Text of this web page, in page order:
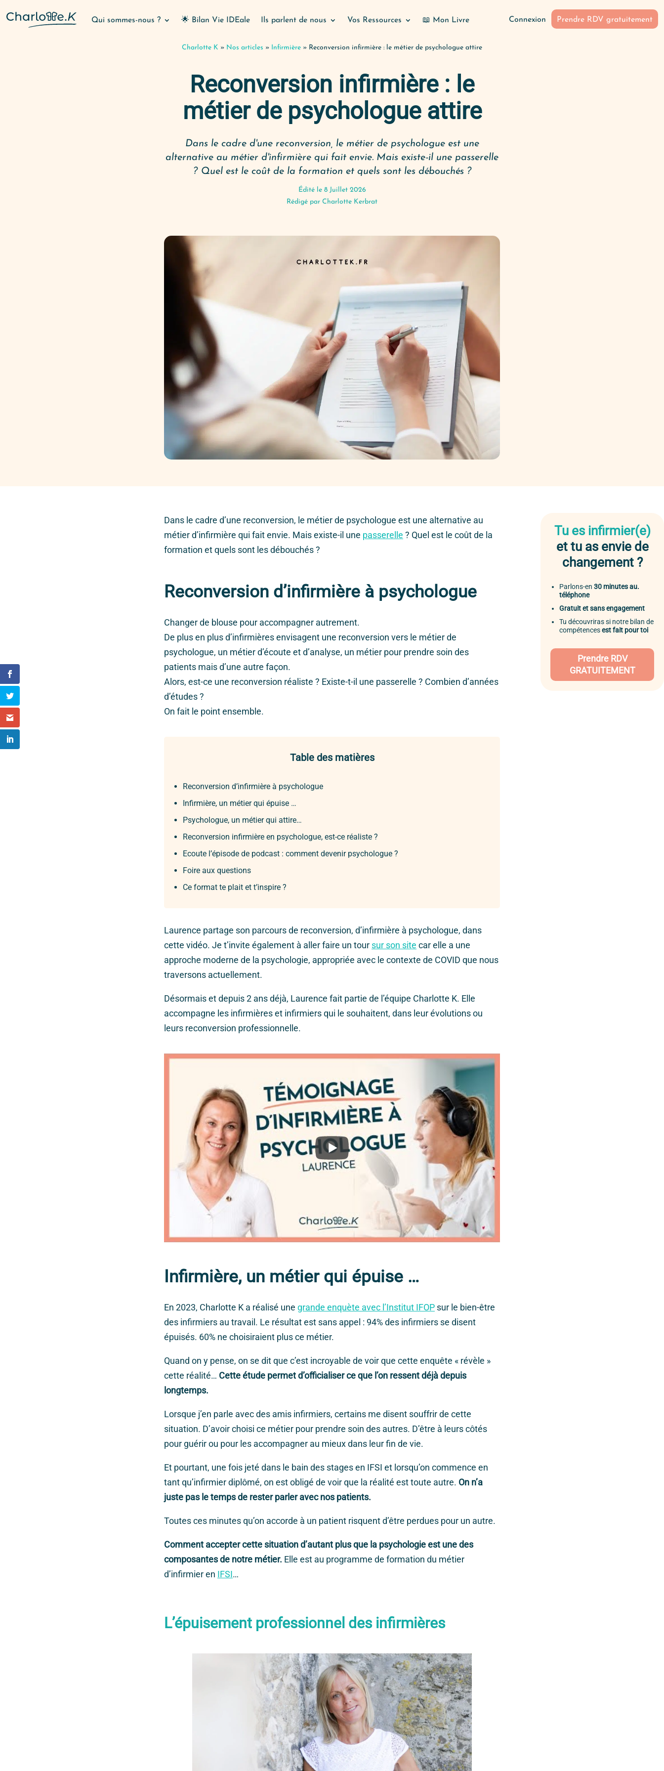
Qui sommes-nous ? 🌟 Bilan Vie IDEale Ils parlent de nous Vos Ressources 📖 Mon Livre Connexion Prendre RDV gratuitement
Charlotte K » Nos articles » Infirmière » Reconversion infirmière : le métier de psychologue attire
Reconversion infirmière : le
métier de psychologue attire
Dans le cadre d'une reconversion, le métier de psychologue est une
alternative au métier d'infirmière qui fait envie. Mais existe-il une passerelle
? Quel est le coût de la formation et quels sont les débouchés ?
Édité le 8 Juillet 2026
Rédigé par Charlotte Kerbrat
Dans le cadre d’une reconversion, le métier de psychologue est une alternative au
métier d’infirmière qui fait envie. Mais existe-il une passerelle ? Quel est le coût de la
formation et quels sont les débouchés ?
Reconversion d’infirmière à psychologue
Changer de blouse pour accompagner autrement.
De plus en plus d’infirmières envisagent une reconversion vers le métier de
psychologue, un métier d’écoute et d’analyse, un métier pour prendre soin des
patients mais d’une autre façon.
Alors, est-ce une reconversion réaliste ? Existe-t-il une passerelle ? Combien d’années
d’études ?
On fait le point ensemble.
Table des matières
Reconversion d’infirmière à psychologue
Infirmière, un métier qui épuise …
Psychologue, un métier qui attire…
Reconversion infirmière en psychologue, est-ce réaliste ?
Ecoute l’épisode de podcast : comment devenir psychologue ?
Foire aux questions
Ce format te plait et t’inspire ?
Laurence partage son parcours de reconversion, d’infirmière à psychologue, dans
cette vidéo. Je t’invite également à aller faire un tour sur son site car elle a une
approche moderne de la psychologie, appropriée avec le contexte de COVID que nous
traversons actuellement.
Désormais et depuis 2 ans déjà, Laurence fait partie de l’équipe Charlotte K. Elle
accompagne les infirmières et infirmiers qui le souhaitent, dans leur évolutions ou
leurs reconversion professionnelle.
Infirmière, un métier qui épuise …
En 2023, Charlotte K a réalisé une grande enquète avec l’Institut IFOP sur le bien-être
des infirmiers au travail. Le résultat est sans appel : 94% des infirmiers se disent
épuisés. 60% ne choisiraient plus ce métier.
Quand on y pense, on se dit que c’est incroyable de voir que cette enquête « révèle »
cette réalité… Cette étude permet d’officialiser ce que l’on ressent déjà depuis
longtemps.
Lorsque j’en parle avec des amis infirmiers, certains me disent souffrir de cette
situation. D’avoir choisi ce métier pour prendre soin des autres. D’être à leurs côtés
pour guérir ou pour les accompagner au mieux dans leur fin de vie.
Et pourtant, une fois jeté dans le bain des stages en IFSI et lorsqu’on commence en
tant qu’infirmier diplômé, on est obligé de voir que la réalité est toute autre. On n’a
juste pas le temps de rester parler avec nos patients.
Toutes ces minutes qu’on accorde à un patient risquent d’être perdues pour un autre.
Comment accepter cette situation d’autant plus que la psychologie est une des
composantes de notre métier. Elle est au programme de formation du métier
d’infirmier en IFSI…
L’épuisement professionnel des infirmières
Tu es infirmier(e)
et tu as envie de
changement ?
Parlons-en 30 minutes au.
téléphone
Gratuit et sans engagement
Tu découvriras si notre bilan de
compétencesest fait pour toi
Prendre RDV
GRATUITEMENT